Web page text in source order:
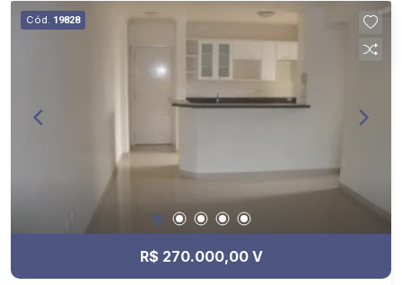
Cód. 19828
R$ 270.000,00 V